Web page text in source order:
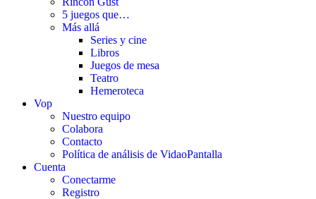
5 juegos que…
Más allá
Series y cine
Libros
Juegos de mesa
Teatro
Hemeroteca
Vop
Nuestro equipo
Colabora
Contacto
Política de análisis de VidaoPantalla
Cuenta
Conectarme
Registro